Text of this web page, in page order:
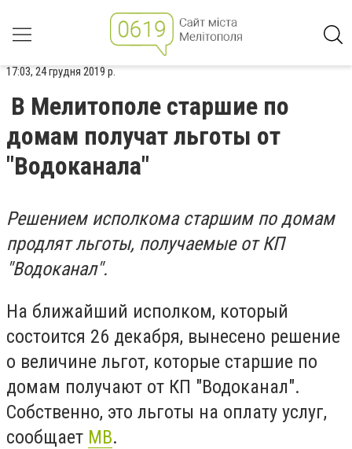
17:03, 24 грудня 2019 р.
В Мелитополе старшие по
домам получат льготы от
"Водоканала"
Решением исполкома старшим по домам
продлят льготы, получаемые от КП
"Водоканал".
На ближайший исполком, который
состоится 26 декабря, вынесено решение
о величине льгот, которые старшие по
домам получают от КП "Водоканал".
Собственно, это льготы на оплату услуг,
сообщает МВ.